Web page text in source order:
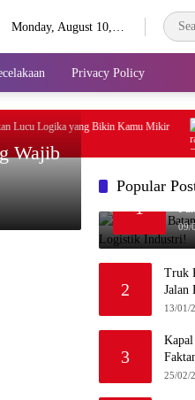
Monday, August 10,
Privacy Policy
Logika yang Bikin Kamu Mikir
Wajib
Popular
1
09/
2
Truk
Jalan
13/01/
3
25/02/